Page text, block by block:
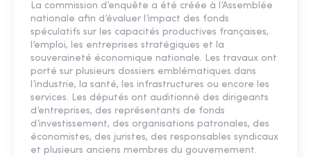
La commission d’enquête a été créée à l’Assemblée
nationale afin d’évaluer l’impact des fonds
spéculatifs sur les capacités productives françaises,
l’emploi, les entreprises stratégiques et la
souveraineté économique nationale. Les travaux ont
porté sur plusieurs dossiers emblématiques dans
l’industrie, la santé, les infrastructures ou encore les
services. Les députés ont auditionné des dirigeants
d’entreprises, des représentants de fonds
d’investissement, des organisations patronales, des
économistes, des juristes, des responsables syndicaux
et plusieurs anciens membres du gouvernement.